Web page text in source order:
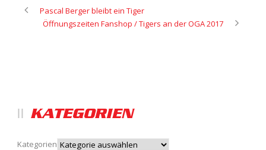
Pascal Berger bleibt ein Tiger
Öffnungszeiten Fanshop / Tigers an der OGA 2017
KATEGORIEN
Kategorien